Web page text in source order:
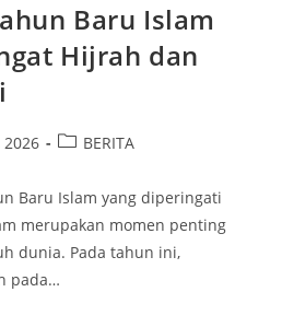
Baru Islam
Hijrah dan
2026
PostBERITA
Baru Islam yang diperingati
merupakan momen penting
dunia. Pada tahun ini,
pada…